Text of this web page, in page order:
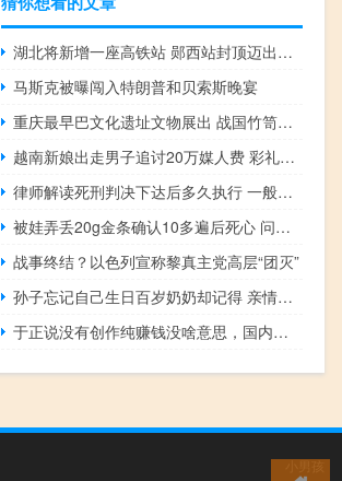
湖北将新增一座高铁站 郧西站封顶迈出关键一步
马斯克被曝闯入特朗普和贝索斯晚宴
重庆最早巴文化遗址文物展出 战国竹笥首次亮相
越南新娘出走男子追讨20万媒人费 彩礼去向成谜
律师解读死刑判决下达后多久执行 一般七日内执行
被娃弄丢20g金条确认10多遍后死心 问娃十多遍都指向垃圾桶
战事终结？以色列宣称黎真主党高层“团灭”
孙子忘记自己生日百岁奶奶却记得 亲情的深刻印记
于正说没有创作纯赚钱没啥意思，国内最好的编剧一半在自家